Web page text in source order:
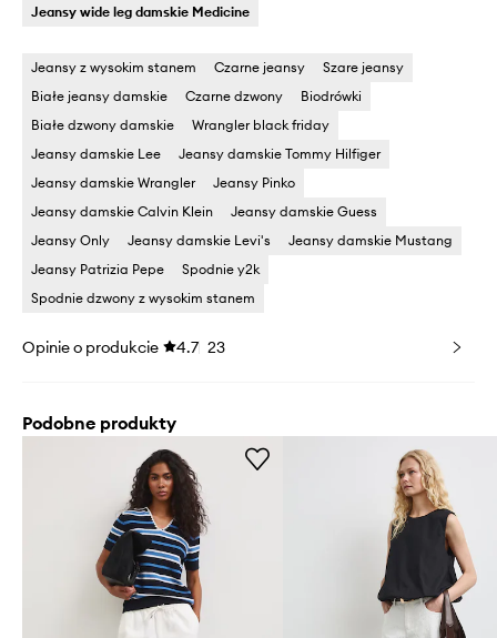
Jeansy wide leg damskie Medicine
Jeansy z wysokim stanem Czarne jeansy
Szare jeansy
Białe jeansy damskie
Czarne dzwony
Biodrówki
Białe dzwony damskie
Wrangler black friday
Jeansy damskie Lee
Jeansy damskie Tommy Hilfiger
Jeansy damskie Wrangler
Jeansy Pinko
Jeansy damskie Calvin Klein
Jeansy damskie Guess
Jeansy Only
Jeansy damskie Levi's
Jeansy damskie Mustang
Jeansy Patrizia Pepe
Spodnie y2k
Spodnie dzwony z wysokim stanem
Opinie o produkcie 4.7 23
Podobne produkty